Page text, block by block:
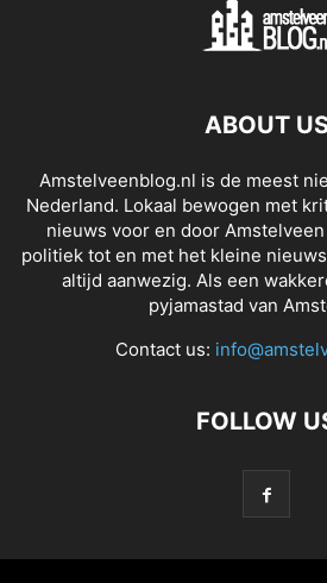
ABOUT
Amstelveenblog.nl is de meest
Nederland. Lokaal bewogen met
nieuws voor en door
politiek tot en met het kleine
altijd aanwezig. Als een
pyjamastad van
Contact us:
FOLLOW